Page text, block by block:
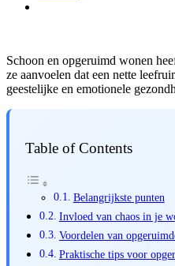
Schoon en opgeruimd wonen
ze aanvoelen dat een nette
geestelijke en emotionele
Table of Contents
Belangrijkste punten
Invloed van chaos in je
Voordelen van
Praktische tips voor